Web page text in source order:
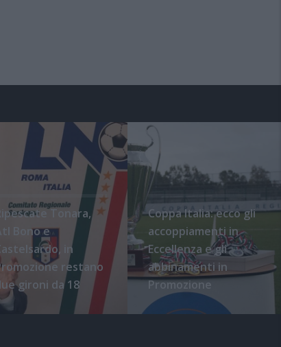
Ripescate Tonara,
Bono e
in
restano
gironi da 18
Coppa Italia: ecco gli
accoppiamenti in
Eccellenza e gli
abbinamenti in
Promozione